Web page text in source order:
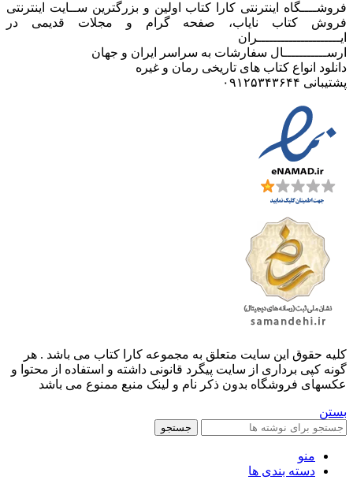
فروشــــگاه اینترنتی کارا کتاب اولین و بزرگترین ســایت اینترنتی
فروش کتاب نایاب، صفحه گرام و مجلات قدیمی در
ایـــــــــــــــــــــران
ارســـــــــــال سفارشات به سراسر ایران و جهان
دانلود انواع کتاب های تاریخی رمان و غیره
پشتیبانی ۰۹۱۲۵۳۴۳۶۴۴
کليه حقوق اين سايت متعلق به مجموعه کارا کتاب می باشد . هر
گونه کپی برداری از سایت پیگرد قانونی داشته و استفاده از محتوا و
عکسهای فروشگاه بدون ذکر نام و لینک منبع ممنوع می باشد
بستن
جستجو
منو
دسته بندی ها